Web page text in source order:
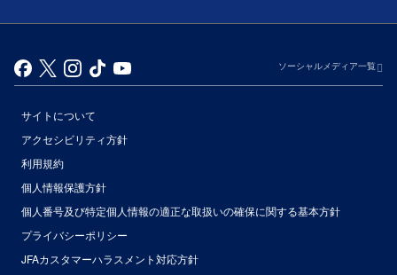
ソーシャルメディア一覧
サイトについて
アクセシビリティ方針
利用規約
個人情報保護方針
個人番号及び特定個人情報の適正な取扱いの確保に関する基本方針
プライバシーポリシー
JFAカスタマーハラスメント対応方針